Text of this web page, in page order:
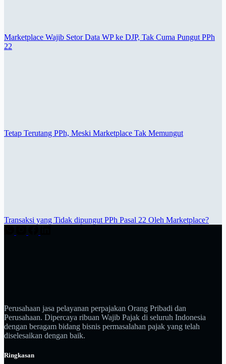
Marketplace Wajib Setor Data WP ke DJP, Tak Cuma Pungut PPh
22
Tetap Terutang PPh, Meski Marketplace Tak Memungut
Transaksi yang Tidak dipungut PPh Pasal 22 Oleh Marketplace?
Perusahaan jasa pelayanan perpajakan Orang Pribadi dan
Perusahaan. Dipercaya ribuan Wajib Pajak di seluruh Indonesia
dengan beragam bidang bisnis permasalahan pajak yang telah
diselesaikan dengan baik.
Ringkasan